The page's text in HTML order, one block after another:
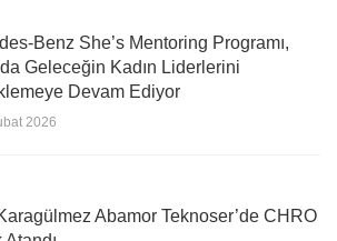
Benz She’s Mentoring Programı,
Geleceğin Kadın Liderlerini
Devam Ediyor
2026
Abamor Teknoser’de CHRO